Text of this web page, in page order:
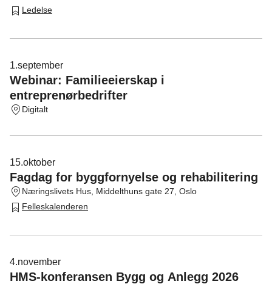
Ledelse
1.september
Webinar: Familieeierskap i
entreprenørbedrifter
Digitalt
15.oktober
Fagdag for byggfornyelse og rehabilitering
Næringslivets Hus, Middelthuns gate 27, Oslo
Felleskalenderen
4.november
HMS-konferansen Bygg og Anlegg 2026